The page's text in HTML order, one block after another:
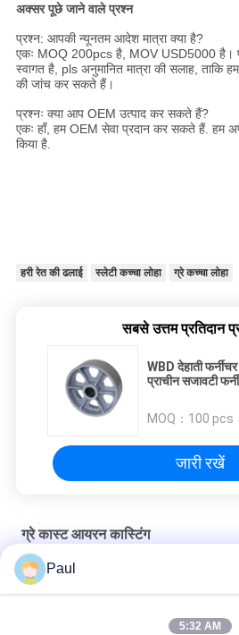
अक्सर पूछे जाने वाले प्रश्न
प्रश्न: आपकी न्यूनतम आदेश मात्रा क्या है?
एकः MOQ 200pcs है, MOV USD5000 है।
स्वागत है, pls अनुमानित मात्रा की सलाह, ताकि
की जांच कर सकते हैं।
प्रश्नः क्या आप OEM उत्पाद कर सकते हैं?
एकः हाँ, हम OEM सेवा प्रदान कर सकते हैं. हम
किया है.
हरी रेत की ढलाई स्लेटी कच्चा लोहा ग्रे कच्चा लोहा
सबसे उत्तम प्रतिदान
WBD देहाती
प्राचीन सजावटी
MOQ： 100 pcs
जारी रखें
ग्रे कास्ट आयरन कास्टिंग
EN-GJL-300 ग्रे आयरन सैंड कास्टिंग मोटर एंड
Paul
5:32 AM